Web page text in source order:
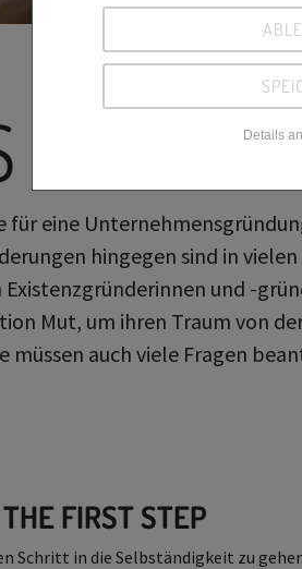
für eine
hingegen sind in
und -
Mut, um ihren Traum von
müssen auch viele Fragen
FIRST STEP
Schritt in die Selbständigkeit zu
Details